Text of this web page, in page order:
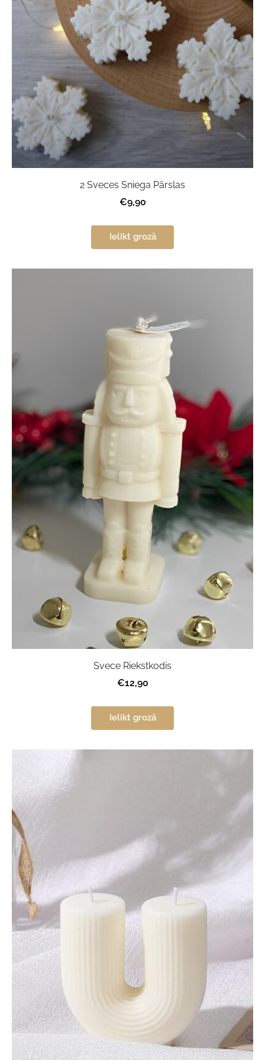
2 Sveces Sniega Pārslas
€9,90
Ielikt grozā
Svece Riekstkodis
€12,90
Ielikt grozā